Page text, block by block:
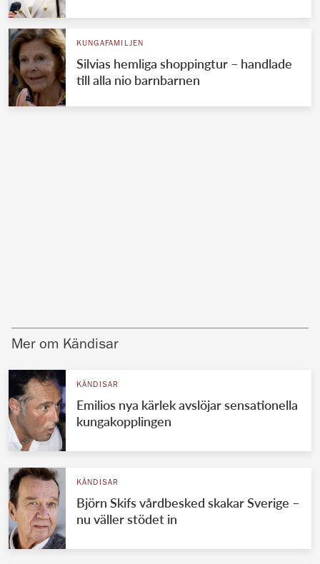
KUNGAFAMILJEN
Silvias hemliga shoppingtur – handlade
till alla nio barnbarnen
Mer om Kändisar
KÄNDISAR
Emilios nya kärlek avslöjar sensationella
kungakopplingen
KÄNDISAR
Björn Skifs vårdbesked skakar Sverige –
nu väller stödet in